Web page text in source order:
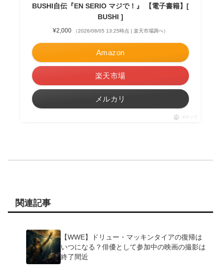
BUSHI自伝『EN SERIO マジで！』 【電子書籍】[
BUSHI ]
¥2,000 （2026/08/05 13:25時点 | 楽天市場調べ）
Amazon
楽天市場
メルカリ
ポチップ
関連記事
【WWE】ドリュー・マッキンタイアの復帰は
いつになる？俳優として参加中の映画の撮影は
終了間近